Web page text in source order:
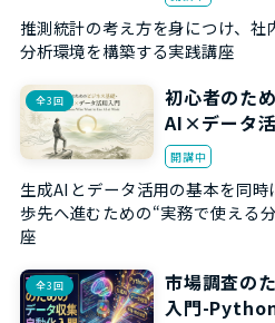
推測統計の考え方を身につけ、社
分析環境を構築する実践講座
全3回
初心者のた
AI×データ
開講中
生成AIとデータ活用の基本を同
歩先へ進むための“実務で使える
座
全3回
市場調査の
入門-